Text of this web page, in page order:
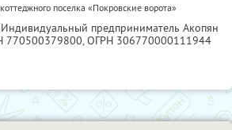
поселка «Покровские ворота»
Индивидуальный предприниматель Акопян
770500379800, ОГРН 306770000111944